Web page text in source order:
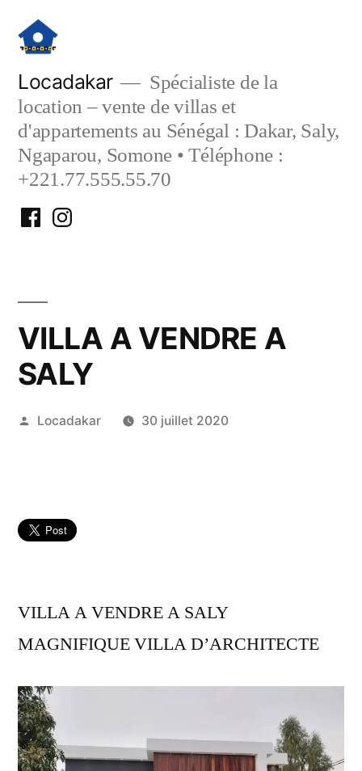
contenu
Locadakar
Spécialiste de la
location – vente de villas et
d'appartements au Sénégal : Dakar, Saly,
Ngaparou, Somone • Téléphone :
+221.77.555.55.70
FacebookInstagram
VILLA A VENDRE A
SALY
Publié
Locadakar 30 juillet 2020
VILLA A VENDRE A SALY
MAGNIFIQUE VILLA D’ARCHITECTE